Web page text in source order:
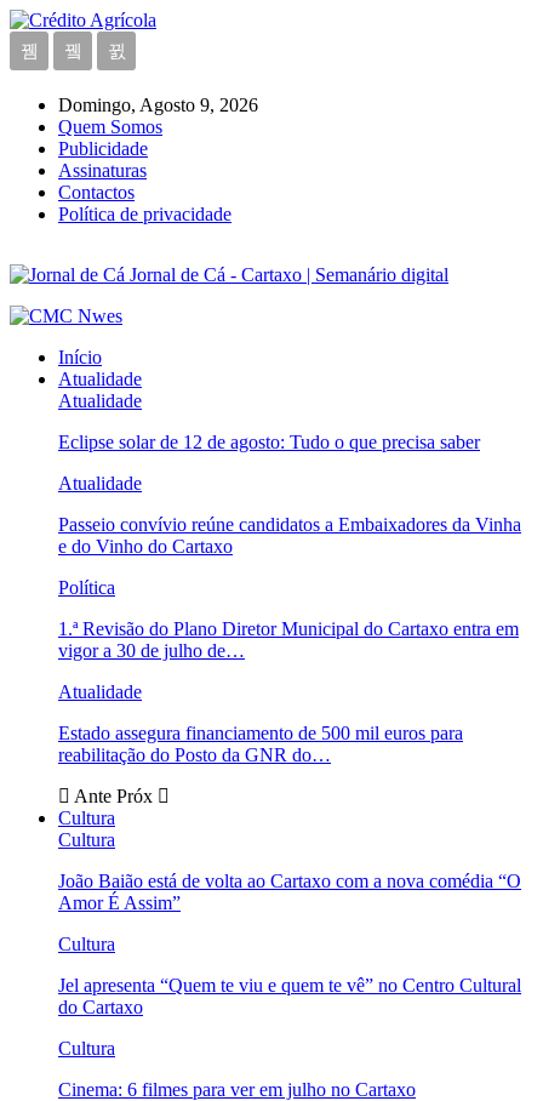
Domingo, Agosto 9, 2026
Quem Somos
Publicidade
Assinaturas
Contactos
Política de privacidade
Jornal de Cá - Cartaxo | Semanário digital
Início
Atualidade
Atualidade
Eclipse solar de 12 de agosto: Tudo o que precisa saber
Atualidade
Passeio convívio reúne candidatos a Embaixadores da Vinha
e do Vinho do Cartaxo
Política
1.ª Revisão do Plano Diretor Municipal do Cartaxo entra em
vigor a 30 de julho de…
Atualidade
Estado assegura financiamento de 500 mil euros para
reabilitação do Posto da GNR do…
Ante Próx
Cultura
Cultura
João Baião está de volta ao Cartaxo com a nova comédia “O
Amor É Assim”
Cultura
Jel apresenta “Quem te viu e quem te vê” no Centro Cultural
do Cartaxo
Cultura
Cinema: 6 filmes para ver em julho no Cartaxo